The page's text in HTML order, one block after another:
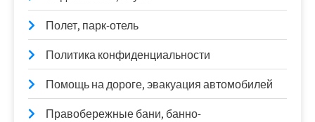
Полет, парк-отель
Политика конфиденциальности
Помощь на дороге, эвакуация автомобилей
Правобережные бани, банно-